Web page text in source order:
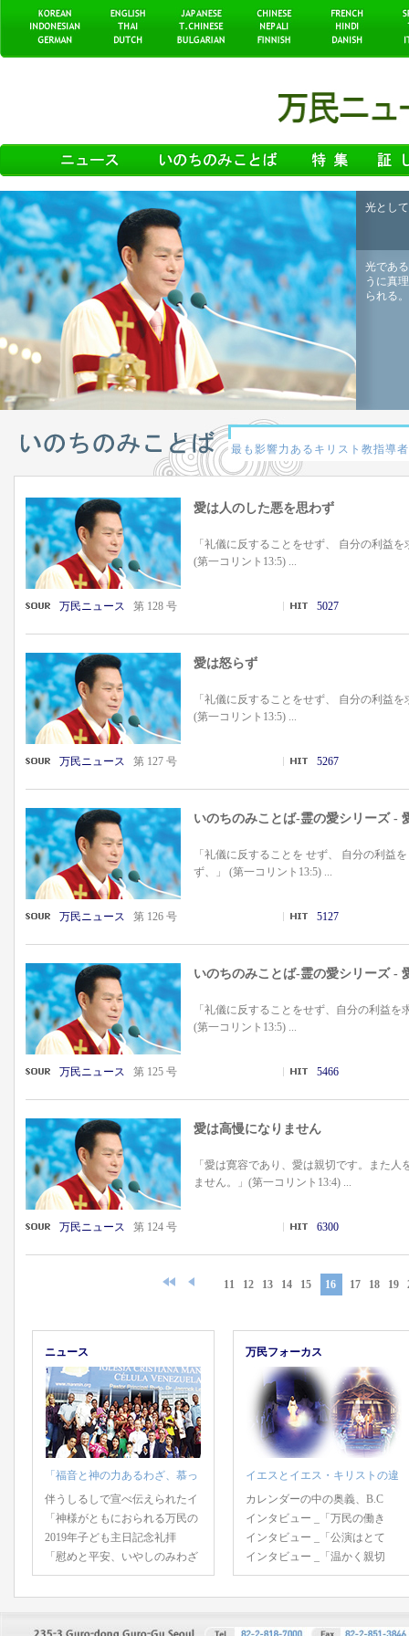
光とし
光であ
うに真
られる
愛は人のした悪を思わず
「礼儀に反することをせず、 自分の利益
(第一コリント13:5) ...
万民ニュース第 128 号 5027
愛は怒らず
「礼儀に反することをせず、 自分の利益
(第一コリント13:5) ...
万民ニュース第 127 号 5267
いのちのみことば-霊の愛シリーズ -
「礼儀に反することを せず、 自分の利益
ず、」 (第一コリント13:5) ...
万民ニュース第 126 号 5127
いのちのみことば-霊の愛シリーズ -
「礼儀に反することをせず、自分の利益
(第一コリント13:5) ...
万民ニュース第 125 号 5466
愛は高慢になりません
「愛は寛容であり、愛は親切です。また
ません。」(第一コリント13:4) ...
万民ニュース第 124 号 6300
11 12 13 14 15 16 17 18 19
ニュース
「福音と神の力あるわざ、慕っ
伴うしるしで宣べ伝えられたイ
「神様がともにおられる万民の
2019年子ども主日記念礼拝
「慰めと平安、いやしのみわざ
万民フォーカス
イエスとイエス・キリストの違
カレンダーの中の奥義、B.C
インタビュー _「万民の働き
インタビュー _「公演はとて
インタビュー _「温かく親切